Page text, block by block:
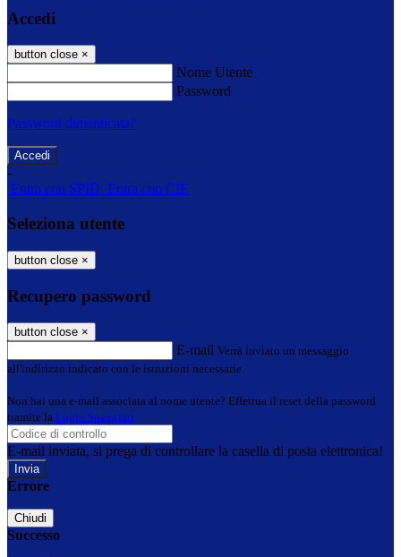
Accedi
button close ×
Nome Utente
Password
Password dimenticata?
-
Entra con SPID Entra con CIE
Seleziona utente
button close ×
Recupero password
button close ×
E-mail Verrà inviato un messaggio
all'indirizzo indicato con le istruzioni necessarie.
Non hai una e-mail associata al nome utente? Effettua il reset della password
tramite la Login Spaggiari
E-mail inviata, si prega di controllare la casella di posta elettronica!
Errore
Chiudi
Successo